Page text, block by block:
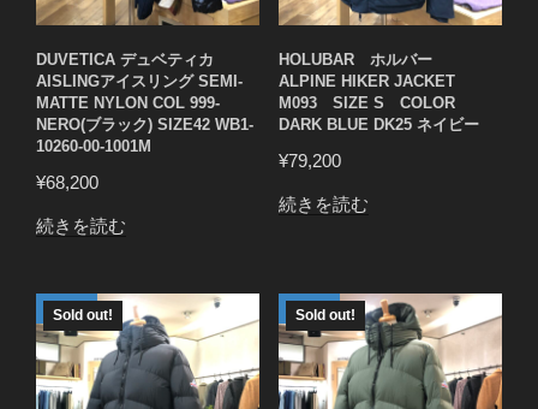
DUVETICA デュベティカ
AISLINGアイスリング SEMI-
MATTE NYLON COL 999-
NERO(ブラック) SIZE42 WB1-
10260-00-1001M
¥68,200
続きを読む
HOLUBAR ホルバー
ALPINE HIKER JACKET
M093 SIZE S COLOR
DARK BLUE DK25 ネイビー
¥79,200
続きを読む
Sold out! Sold out!